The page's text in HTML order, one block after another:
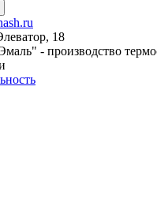
18
- производство